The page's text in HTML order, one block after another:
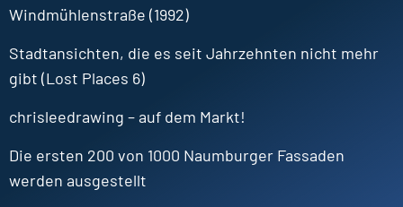
Windmühlenstraße (1992)
Stadtansichten, die es seit Jahrzehnten nicht mehr
gibt (Lost Places 6)
chrisleedrawing – auf dem Markt!
Die ersten 200 von 1000 Naumburger Fassaden
werden ausgestellt